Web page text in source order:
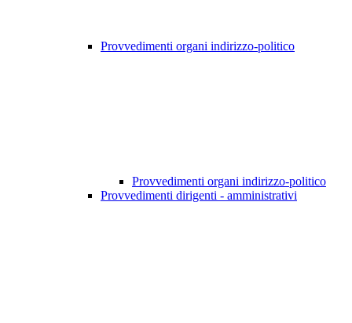
Provvedimenti organi indirizzo-politico
Provvedimenti organi indirizzo-politico
Provvedimenti dirigenti - amministrativi